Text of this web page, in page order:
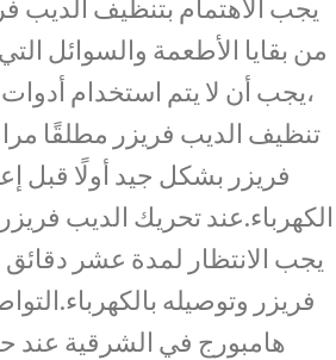
يجب الاهتمام بتنظيف الديب
من بقايا الأطعمة والسوائل
،يجب أن لا يتم استخدام
تنظيف الديب فريزر مطلقًا
فريزر بشكل جيد أولًا قبل
الكهرباء.عند تحريك الديب
يجب الانتظار لمدة عشر
فريزر وتوصيله
هامبورج في الشرقية